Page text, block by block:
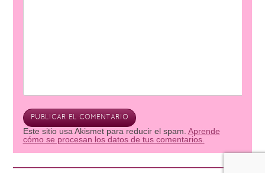
Este sitio usa Akismet para reducir el spam. Aprende
cómo se procesan los datos de tus comentarios.